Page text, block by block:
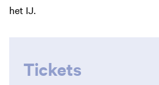
het IJ.
Tickets